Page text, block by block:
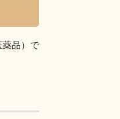
品）で